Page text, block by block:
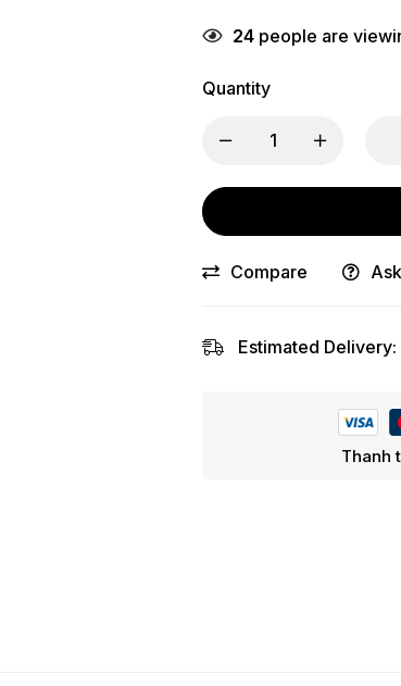
24 people are
Quantity
Compare
Estimated Delivery:
Thanh